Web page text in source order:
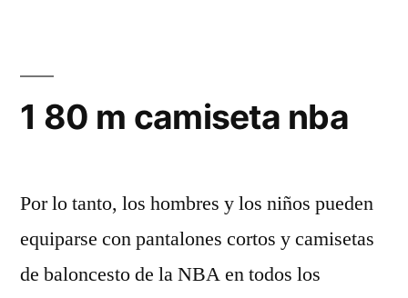
1 80 m camiseta nba
Por lo tanto, los hombres y los niños pueden
equiparse con pantalones cortos y camisetas
de baloncesto de la NBA en todos los